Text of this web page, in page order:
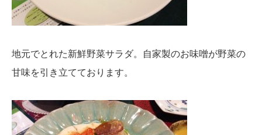
地元でとれた新鮮野菜サラダ。自家製のお味噌が野菜の
甘味を引き立てております。